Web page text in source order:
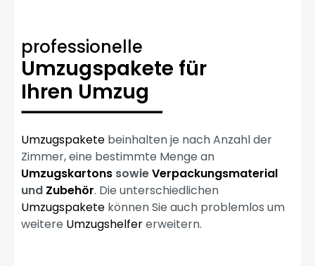
professionelle
Umzugspakete für
Ihren Umzug
Umzugspakete beinhalten je nach Anzahl der
Zimmer, eine bestimmte Menge an
Umzugskartons sowieVerpackungsmaterial
und Zubehör. Die unterschiedlichen
Umzugspakete können Sie auch problemlos um
weitere Umzugshelfererweitern.